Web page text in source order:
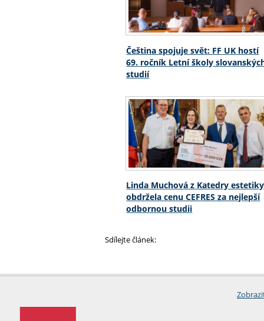
Čeština spojuje svět: FF UK hostí
69. ročník Letní školy
studií
Linda Muchová z Katedry estetiky
obdržela cenu CEFRES za nejlepší
odbornou studii
Sdílejte článek: